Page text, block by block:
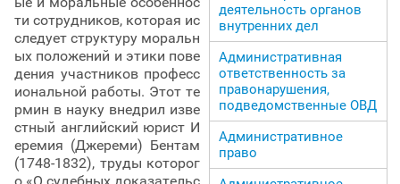
ти сотрудников, которая ис
следует структуру моральн
ых положений и этики пове
дения участников професс
иональной работы. Этот те
рмин в науку внедрил изве
стный английский юрист И
еремия (Джереми) Бентам
(1748-1832), труды которог
деятельность органов
внутренних дел
Административная
ответственность за
правонарушения,
подведомственные ОВД
Административное
право